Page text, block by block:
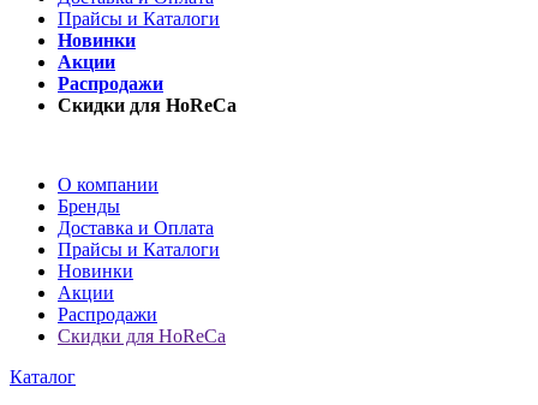
Прайсы и Каталоги
Новинки
Акции
Распродажи
Скидки для HoReCa
О компании
Бренды
Доставка и Оплата
Прайсы и Каталоги
Новинки
Акции
Распродажи
Скидки для HoReCa
Каталог